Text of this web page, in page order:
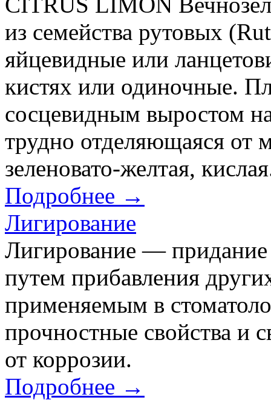
из семейства рутовых
яйцевидные или
кистях или одиночные.
сосцевидным выростом
трудно отделяющаяся от
зеленовато-желтая,
Подробнее →
Лигирование
Лигирование — придание
путем прибавления
применяемым в
прочностные свойства и
от коррозии.
Подробнее →